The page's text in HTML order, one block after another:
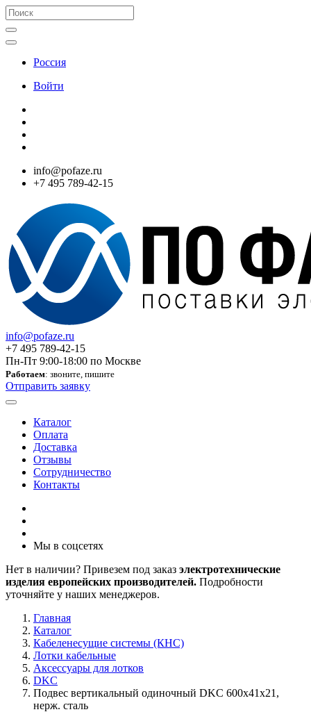
Россия
Войти
info@pofaze.ru
+7 495 789-42-15
info@pofaze.ru
+7 495 789-42-15
Пн-Пт 9:00-18:00 по Москве
Работаем: звоните, пишите
Отправить заявку
Каталог
Оплата
Доставка
Отзывы
Сотрудничество
Контакты
Мы в соцсетях
Нет в наличии? Привезем под заказ электротехнические
изделия европейских производителей. Подробности
уточняйте у наших менеджеров.
Главная
Каталог
Кабеленесущие системы (КНС)
Лотки кабельные
Аксессуары для лотков
DKC
Подвес вертикальный одиночный DKC 600х41х21,
нерж. сталь